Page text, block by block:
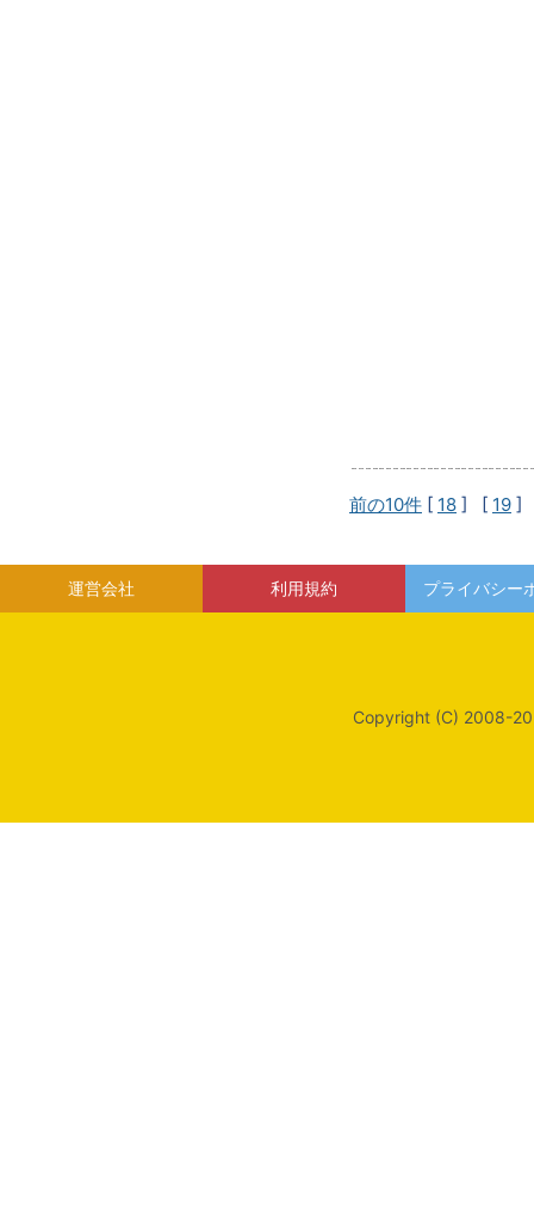
前の10件 [ 18 ] [ 19 ]
運営会社 利用規約 プライバシー
Copyright (C) 2008-